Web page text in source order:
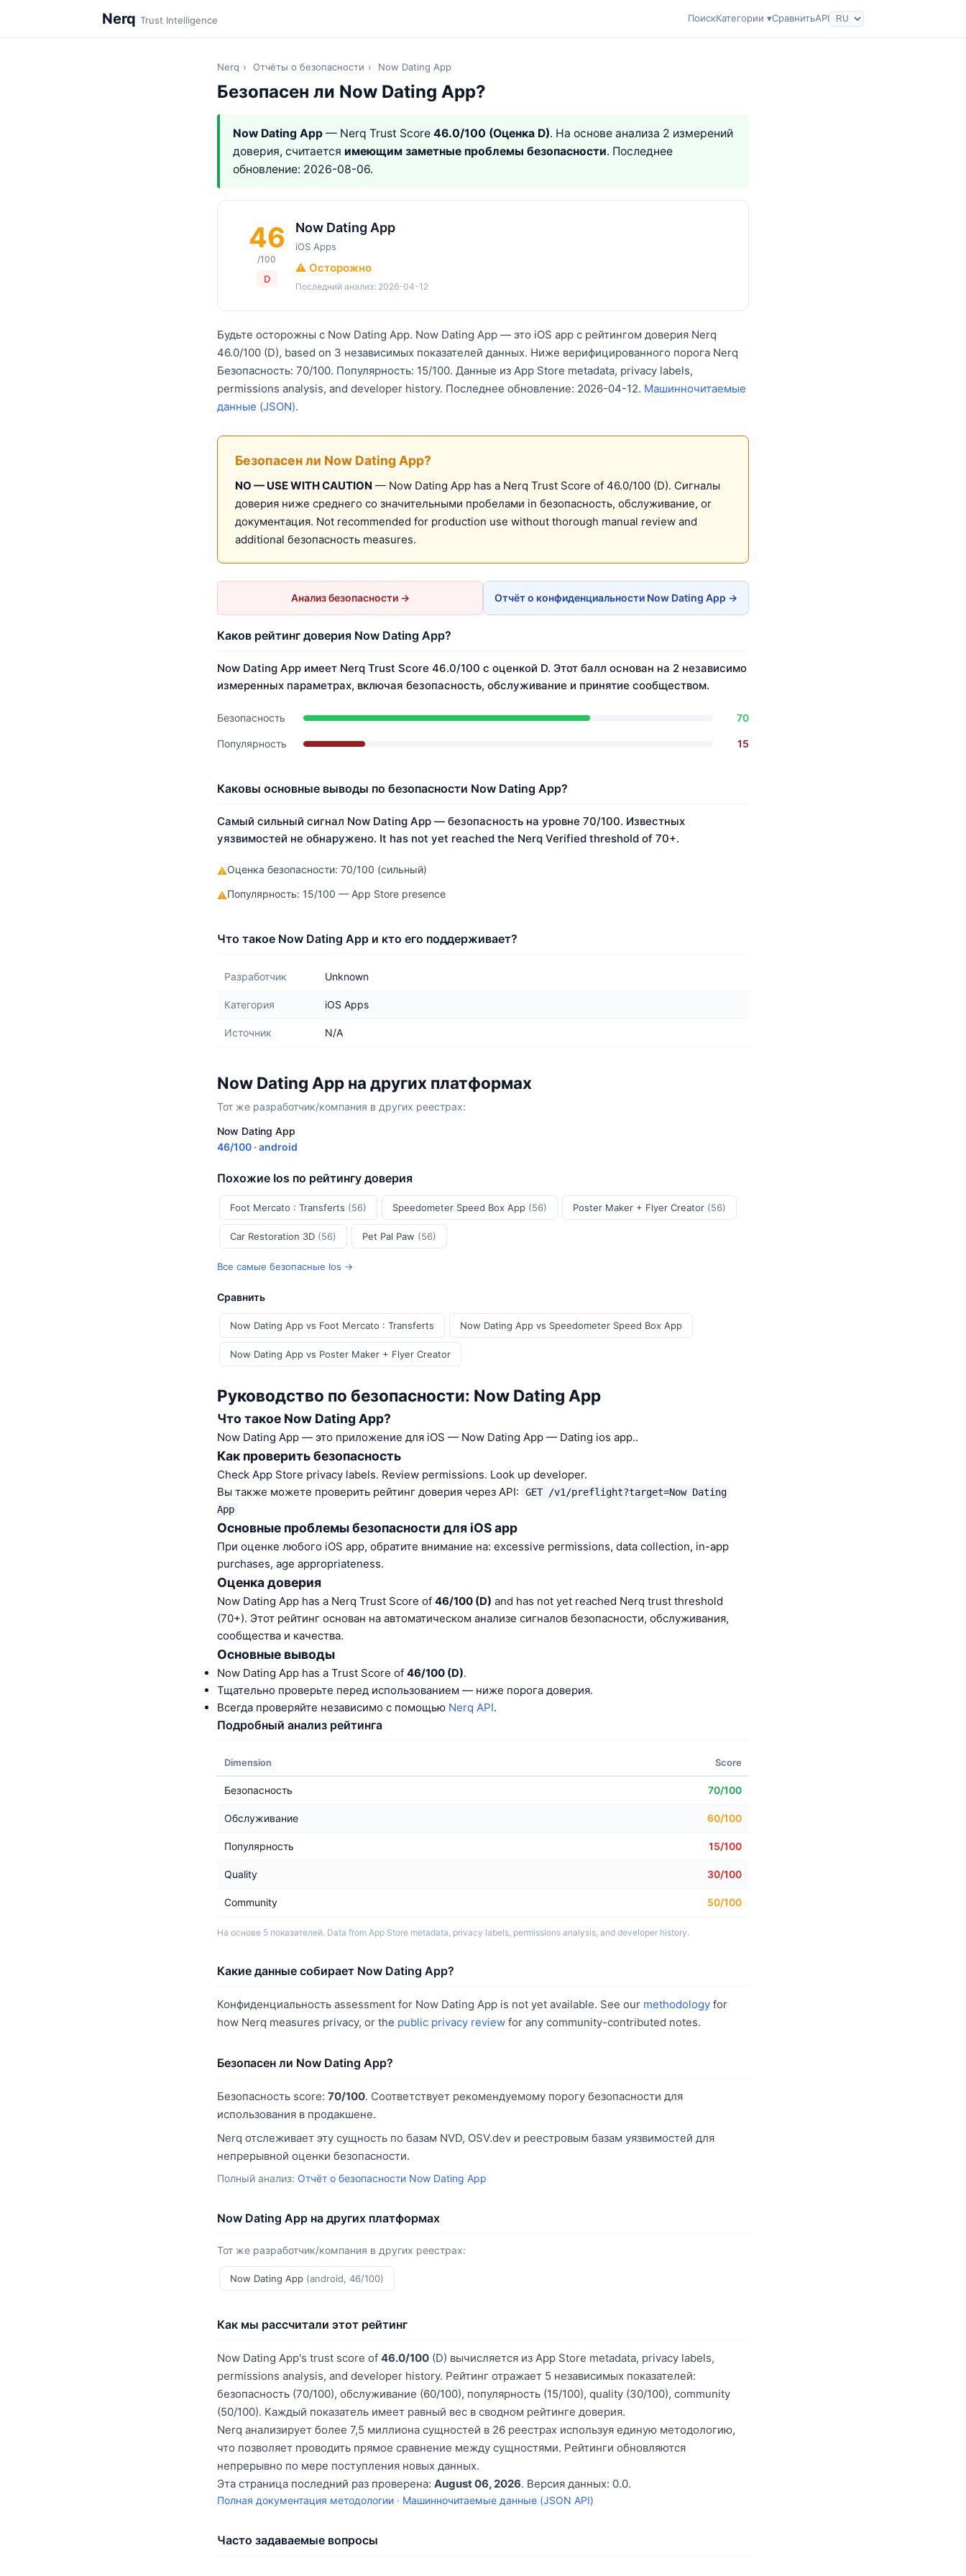
Nerq Trust Intelligence ПоискКатегории ▾СравнитьAPI
Nerq › Отчёты о безопасности › Now Dating App
Безопасен ли Now Dating App?
Now Dating App — Nerq Trust Score 46.0/100 (Оценка D). На основе анализа 2 измерений
доверия, считается имеющим заметные проблемы безопасности. Последнее
обновление: 2026-08-06.
46
/100
D
Now Dating App
iOS Apps
⚠️ Осторожно
Последний анализ: 2026-04-12
Будьте осторожны с Now Dating App. Now Dating App — это iOS app с рейтингом доверия Nerq
46.0/100 (D), based on 3 независимых показателей данных. Ниже верифицированного порога Nerq
Безопасность: 70/100. Популярность: 15/100. Данные из App Store metadata, privacy labels,
permissions analysis, and developer history. Последнее обновление: 2026-04-12. Машинночитаемые
данные (JSON).
Безопасен ли Now Dating App?
NO — USE WITH CAUTION — Now Dating App has a Nerq Trust Score of 46.0/100 (D). Сигналы
доверия ниже среднего со значительными пробелами in безопасность, обслуживание, or
документация. Not recommended for production use without thorough manual review and
additional безопасность measures.
Анализ безопасности → Отчёт о конфиденциальности Now Dating App →
Каков рейтинг доверия Now Dating App?
Now Dating App имеет Nerq Trust Score 46.0/100 с оценкой D. Этот балл основан на 2 независимо
измеренных параметрах, включая безопасность, обслуживание и принятие сообществом.
Безопасность 70
Популярность 15
Каковы основные выводы по безопасности Now Dating App?
Самый сильный сигнал Now Dating App — безопасность на уровне 70/100. Известных
уязвимостей не обнаружено. It has not yet reached the Nerq Verified threshold of 70+.
⚠Оценка безопасности: 70/100 (сильный)
⚠Популярность: 15/100 — App Store presence
Что такое Now Dating App и кто его поддерживает?
Разработчик Unknown
Категория iOS Apps
Источник N/A
Now Dating App на других платформах
Тот же разработчик/компания в других реестрах:
Now Dating App
46/100 · android
Похожие Ios по рейтингу доверия
Foot Mercato : Transferts (56) Speedometer Speed Box App (56) Poster Maker + Flyer Creator (56)
Car Restoration 3D (56) Pet Pal Paw (56)
Все самые безопасные Ios →
Сравнить
Now Dating App vs Foot Mercato : Transferts Now Dating App vs Speedometer Speed Box App
Now Dating App vs Poster Maker + Flyer Creator
Руководство по безопасности: Now Dating App
Что такое Now Dating App?
Now Dating App — это приложение для iOS — Now Dating App — Dating ios app..
Как проверить безопасность
Check App Store privacy labels. Review permissions. Look up developer.
Вы также можете проверить рейтинг доверия через API:
GET /v1/preflight?target=Now Dating
App
Основные проблемы безопасности для iOS app
При оценке любого iOS app, обратите внимание на: excessive permissions, data collection, in-app
purchases, age appropriateness.
Оценка доверия
Now Dating App has a Nerq Trust Score of 46/100 (D) and has not yet reached Nerq trust threshold
(70+). Этот рейтинг основан на автоматическом анализе сигналов безопасности, обслуживания,
сообщества и качества.
Основные выводы
Now Dating App has a Trust Score of 46/100 (D).
Тщательно проверьте перед использованием — ниже порога доверия.
Всегда проверяйте независимо с помощью Nerq API.
Подробный анализ рейтинга
Dimension Score
Безопасность 70/100
Обслуживание 60/100
Популярность 15/100
Quality 30/100
Community 50/100
На основе 5 показателей. Data from App Store metadata, privacy labels, permissions analysis, and developer history.
Какие данные собирает Now Dating App?
Конфиденциальность assessment for Now Dating App is not yet available. See our methodology for
how Nerq measures privacy, or the public privacy review for any community-contributed notes.
Безопасен ли Now Dating App?
Безопасность score: 70/100. Соответствует рекомендуемому порогу безопасности для
использования в продакшене.
Nerq отслеживает эту сущность по базам NVD, OSV.dev и реестровым базам уязвимостей для
непрерывной оценки безопасности.
Полный анализ: Отчёт о безопасности Now Dating App
Now Dating App на других платформах
Тот же разработчик/компания в других реестрах:
Now Dating App (android, 46/100)
Как мы рассчитали этот рейтинг
Now Dating App's trust score of 46.0/100 (D) вычисляется из App Store metadata, privacy labels,
permissions analysis, and developer history. Рейтинг отражает 5 независимых показателей:
безопасность (70/100), обслуживание (60/100), популярность (15/100), quality (30/100), community
(50/100). Каждый показатель имеет равный вес в сводном рейтинге доверия.
Nerq анализирует более 7,5 миллиона сущностей в 26 реестрах используя единую методологию,
что позволяет проводить прямое сравнение между сущностями. Рейтинги обновляются
непрерывно по мере поступления новых данных.
Эта страница последний раз проверена: August 06, 2026. Версия данных: 0.0.
Полная документация методологии · Машинночитаемые данные (JSON API)
Часто задаваемые вопросы